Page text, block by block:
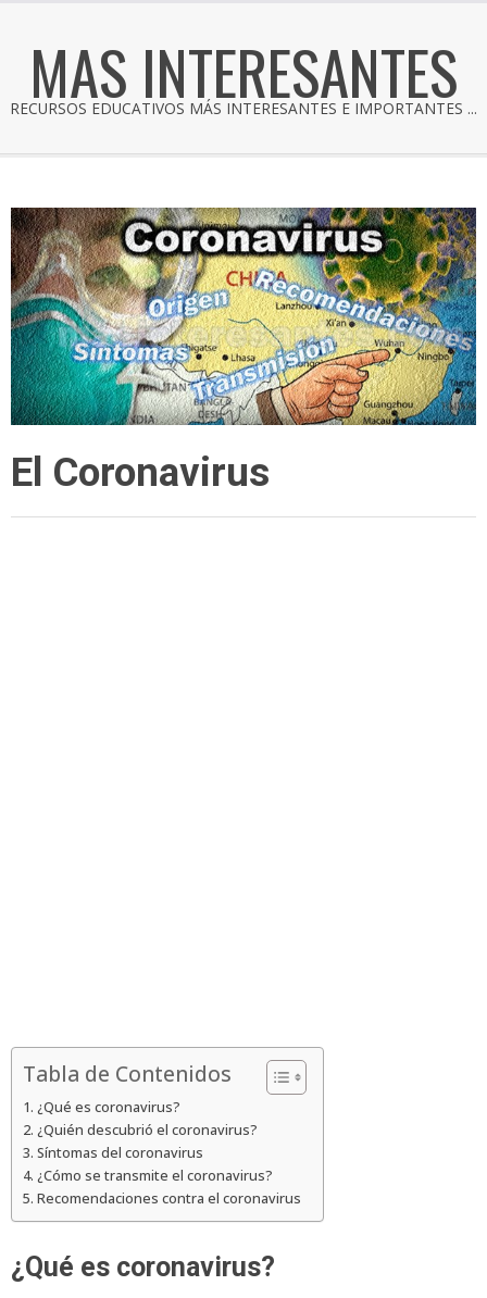
MAS INTERESANTES
RECURSOS EDUCATIVOS MÁS INTERESANTES E IMPORTANTES ...
El Coronavirus
Tabla de Contenidos
¿Qué es coronavirus?
¿Quién descubrió el coronavirus?
Síntomas del coronavirus
¿Cómo se transmite el coronavirus?
Recomendaciones contra el coronavirus
¿Qué es coronavirus?